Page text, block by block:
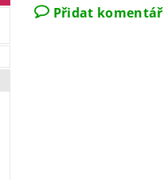
Přidat komentář